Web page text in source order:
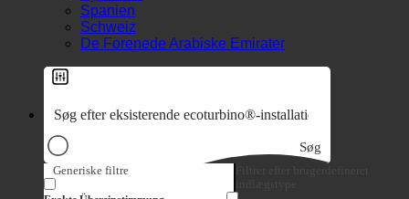
Sydkorea
Spanien
Schweiz
De Forenede Arabiske Emirater
Generiske filtre
Filtrer efter brugerdefineret